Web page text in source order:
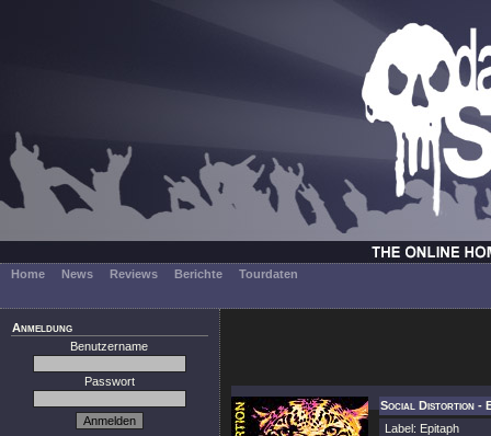
Home News Reviews Berichte Tourdaten
Anmeldung
Benutzername
Passwort
Social Distortion -
Label: Epitaph